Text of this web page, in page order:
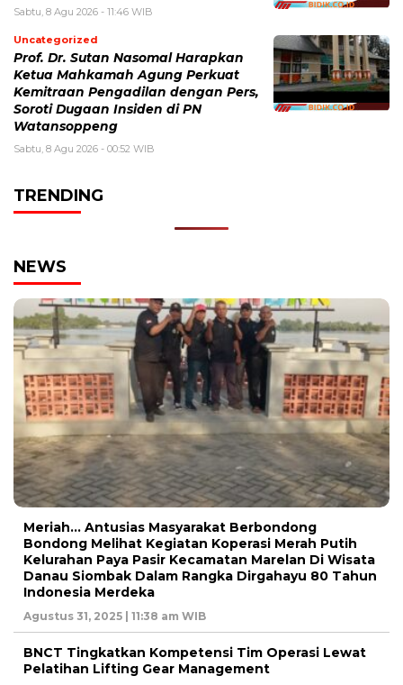
Sabtu, 8 Agu 2026 - 11:46 WIB
Uncategorized
Prof. Dr. Sutan Nasomal Harapkan
Ketua Mahkamah Agung Perkuat
Kemitraan Pengadilan dengan Pers,
Soroti Dugaan Insiden di PN
Watansoppeng
Sabtu, 8 Agu 2026 - 00:52 WIB
TRENDING
NEWS
Meriah… Antusias Masyarakat Berbondong
Bondong Melihat Kegiatan Koperasi Merah Putih
Kelurahan Paya Pasir Kecamatan Marelan Di Wisata
Danau Siombak Dalam Rangka Dirgahayu 80 Tahun
Indonesia Merdeka
Agustus 31, 2025 | 11:38 am WIB
BNCT Tingkatkan Kompetensi Tim Operasi Lewat
Pelatihan Lifting Gear Management